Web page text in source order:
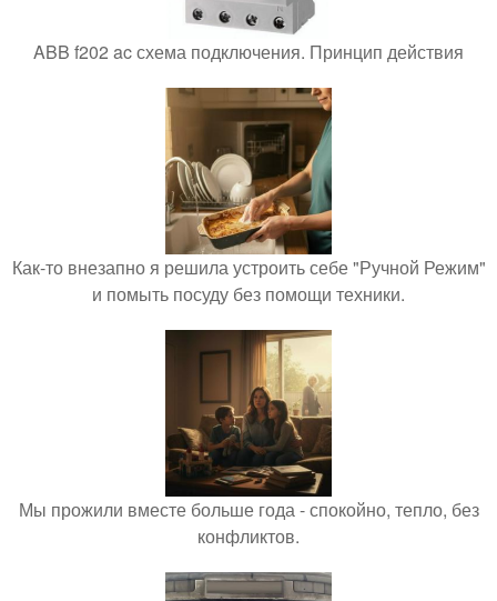
ABB f202 ac схема подключения. Принцип действия
Как-то внезапно я решила устроить себе "Ручной Режим"
и помыть посуду без помощи техники.
Мы прожили вместе больше года - спокойно, тепло, без
конфликтов.